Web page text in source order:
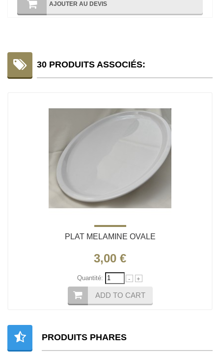
AJOUTER AU DEVIS
30 PRODUITS ASSOCIÉS:
PLAT MELAMINE OVALE
3,00 €
Quantité: - +
ADD TO CART
PRODUITS PHARES